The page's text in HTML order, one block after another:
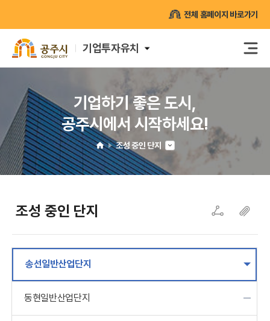
전체 홈페이지 바로가기
기업투자유치
기업하기 좋은 도시,
공주시에서 시작하세요!
H
O
E
조성 중인 단지
조성 중인 단지
SNS
공유
복
사
하
기
송선일반산업단지
동현일반산업단지